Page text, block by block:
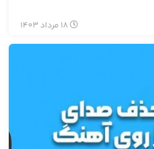
18 مرداد 1403